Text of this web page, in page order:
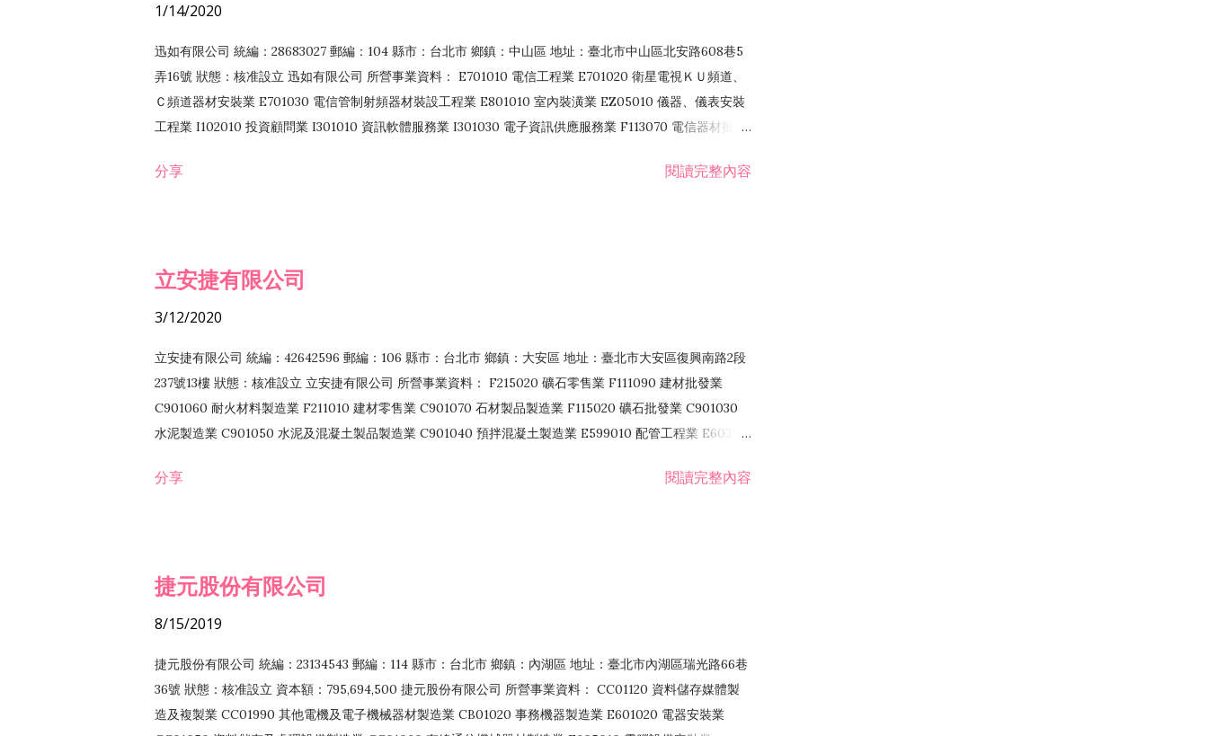
1/14/2020
迅如有限公司 統編：28683027 郵編：104 縣市：台北市 鄉鎮：中山區 地址：臺北市中山區北安路608巷5
弄16號 狀態：核准設立 迅如有限公司 所營事業資料： E701010 電信工程業 E701020 衛星電視ＫＵ頻道、
Ｃ頻道器材安裝業 E701030 電信管制射頻器材裝設工程業 E801010 室內裝潢業 EZ05010 儀器、儀表安裝
工程業 I102010 投資顧問業 I301010 資訊軟體服務業 I301030 電子資訊供應服務業 F113070 電信器材批發
務 F102030 菸酒批發業 F203020 菸酒零售業 F401171 酒類輸入業
分享 閱讀完整內容
立安捷有限公司
3/12/2020
立安捷有限公司 統編：42642596 郵編：106 縣市：台北市 鄉鎮：大安區 地址：臺北市大安區復興南路2段
237號13樓 狀態：核准設立 立安捷有限公司 所營事業資料： F215020 礦石零售業 F111090 建材批發業
C901060 耐火材料製造業 F211010 建材零售業 C901070 石材製品製造業 F115020 礦石批發業 C901030
水泥製造業 C901050 水泥及混凝土製品製造業 C901040 預拌混凝土製造業 E599010 配管工程業 E603110
EZ99990 其他工程業 F102170 食品什貨批發業 F106020 日常用品批發業 F108031 醫療器材批發業
分享 閱讀完整內容
捷元股份有限公司
8/15/2019
捷元股份有限公司 統編：23134543 郵編：114 縣市：台北市 鄉鎮：內湖區 地址：臺北市內湖區瑞光路66巷
36號 狀態：核准設立 資本額：795,694,500 捷元股份有限公司 所營事業資料： CC01120 資料儲存媒體製
造及複製業 CC01990 其他電機及電子機械器材製造業 CB01020 事務機器製造業 E601020 電器安裝業